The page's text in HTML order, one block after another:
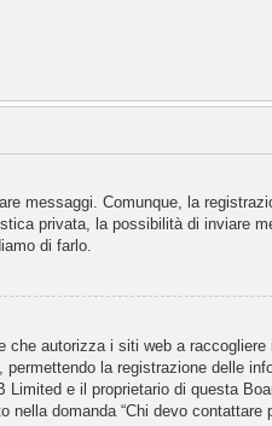
messaggi. Comunque, la
privata, la possibilità di inviare
di farlo.
autorizza i siti web a
la registrazione delle
e il proprietario di questa
domanda “Chi devo contattare